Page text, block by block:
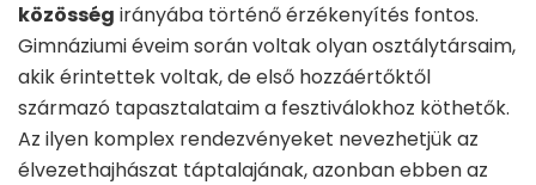
közösség irányába történő érzékenyítés fontos.
Gimnáziumi éveim során voltak olyan osztálytársaim,
akik érintettek voltak, de első hozzáértőktől
származó tapasztalataim a fesztiválokhoz köthetők.
Az ilyen komplex rendezvényeket nevezhetjük az
élvezethajhászat táptalajának, azonban ebben az